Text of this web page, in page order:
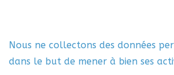
Nous ne collectons des données
dans le but de mener à bien ses